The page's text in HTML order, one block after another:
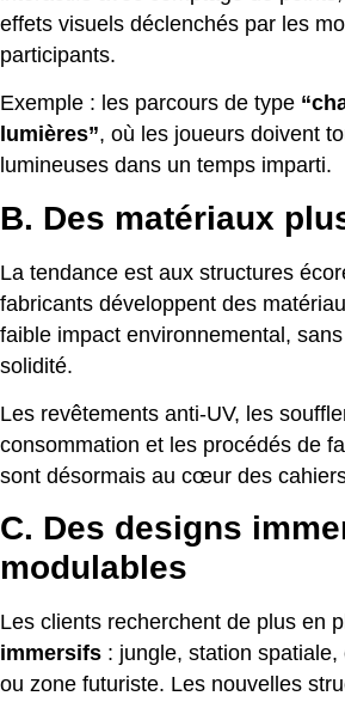
effets visuels déclenchés par les
participants.
Exemple : les parcours de type
lumières”, où les joueurs doivent
lumineuses dans un temps imparti.
B. Des matériaux
La tendance est aux structures
fabricants développent des
faible impact environnemental,
solidité.
Les revêtements anti-UV, les
consommation et les procédés de
sont désormais au cœur des
C. Des designs
modulables
Les clients recherchent de plus en
immersifs : jungle, station spatiale,
ou zone futuriste. Les nouvelles